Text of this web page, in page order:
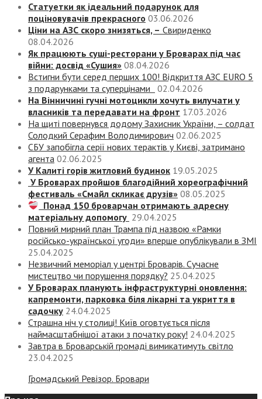
Статуетки як ідеальний подарунок для
поціновувачів прекрасного 03.06.2026
Ціни на АЗС скоро знизяться, – Свириденко
08.04.2026
Як працюють суші-ресторани у Броварах під час
війни: досвід «Сушия» 08.04.2026
Встигни бути серед перших 100! Відкриття АЗС EURO 5
з подарунками та суперцінами
02.04.2026
На Вінничині гучні мотоцикли хочуть вилучати у
власників та передавати на фронт 17.03.2026
На щиті повернувся додому Захисник України, – солдат
Солодкий Серафим Володимирович 02.06.2025
СБУ запобігла серії нових терактів у Києві, затримано
агента 02.06.2025
У Калиті горів житловий будинок 19.05.2025
У Броварах пройшов благодійний хореографічний
фестиваль «Смайл скликає друзів» 08.05.2025
Понад 150 броварчан отримають адресну
матеріальну допомогу 29.04.2025
Повний мирний план Трампа під назвою «‎Рамки
російсько-української угоди» вперше опублікували в ЗМІ
25.04.2025
Незвичний меморіал у центрі Броварів. Сучасне
мистецтво чи порушення порядку? 25.04.2025
У Броварах планують інфраструктурні оновлення:
капремонти, парковка біля лікарні та укриття в
садочку 24.04.2025
Страшна ніч у столиці! Київ оговтується після
наймасштабнішої атаки з початку року! 24.04.2025
Завтра в Броварській громаді вимикатимуть світло
23.04.2025
Громадський Ревізор. Бровари